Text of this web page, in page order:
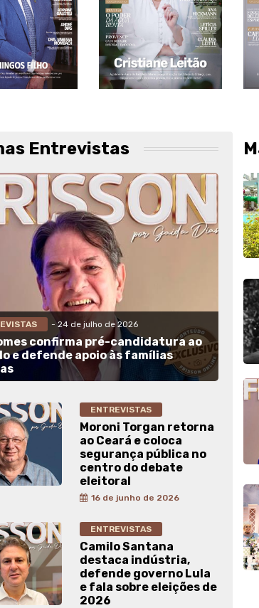
Entrevistas
- 24 de julho de 2026
confirma pré-candidatura ao
e defende apoio às famílias
ENTREVISTAS
Moroni Torgan retorna
ao Ceará e coloca
segurança pública no
centro do debate
eleitoral
16 de junho de 2026
ENTREVISTAS
Camilo Santana
destaca indústria,
defende governo Lula
e fala sobre eleições de
2026